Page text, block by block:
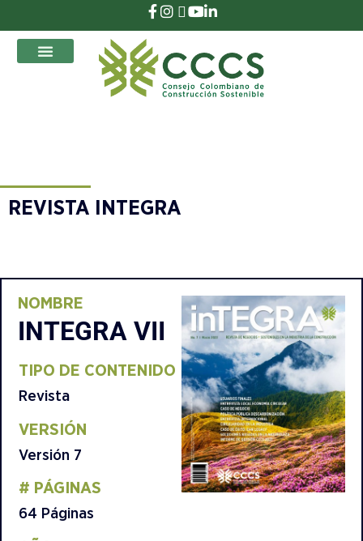
REVISTA INTEGRA
NOMBRE
INTEGRA VII
TIPO DE CONTENIDO​
Revista
VERSIÓN
Versión 7
# PÁGINAS
64 Páginas